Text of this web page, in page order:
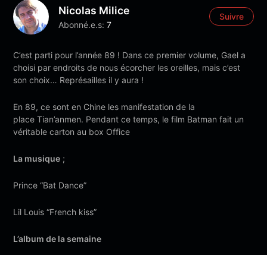
Nicolas Milice
Abonné.e.s: 7
Suivre
C’est parti pour l’année 89 ! Dans ce premier volume, Gael a
choisi par endroits de nous écorcher les oreilles, mais c’est
son choix… Représailles il y aura !
En 89, ce sont en Chine les manifestation de la
place Tian’anmen. Pendant ce temps, le film Batman fait un
véritable carton au box Office
La musique ;
Prince “Bat Dance”
Lil Louis “French kiss”
L’album de la semaine